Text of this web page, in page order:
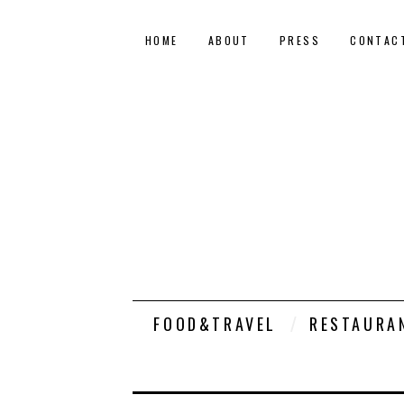
HOME ABOUT PRESS
FOOD&TRAVEL